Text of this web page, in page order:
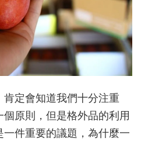
定會知道我們十分注重
個原則，但是格外品的利用
件重要的議題，為什麼一